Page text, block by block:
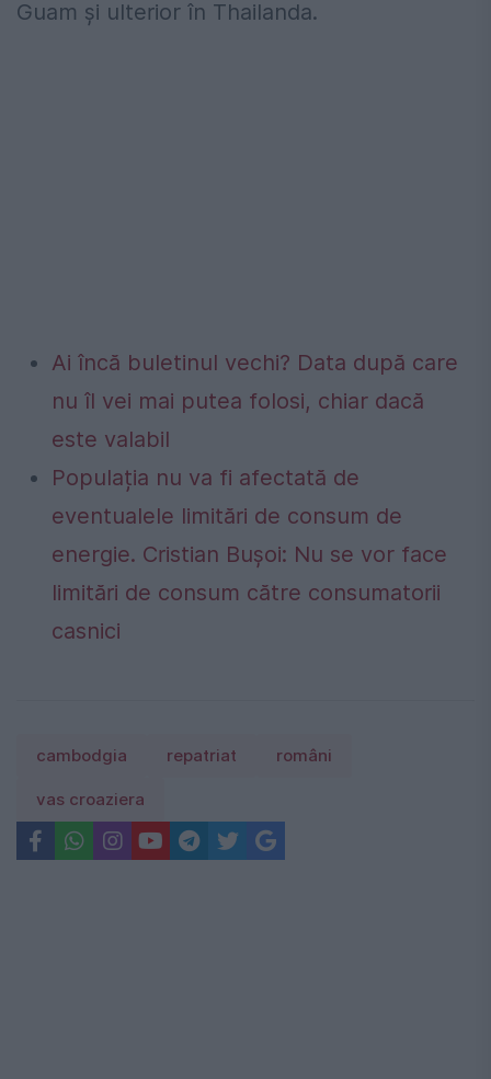
Guam şi ulterior în Thailanda.
Ai încă buletinul vechi? Data după care
nu îl vei mai putea folosi, chiar dacă
este valabil
Populația nu va fi afectată de
eventualele limitări de consum de
energie. Cristian Bușoi: Nu se vor face
limitări de consum către consumatorii
casnici
cambodgia repatriat români
vas croaziera